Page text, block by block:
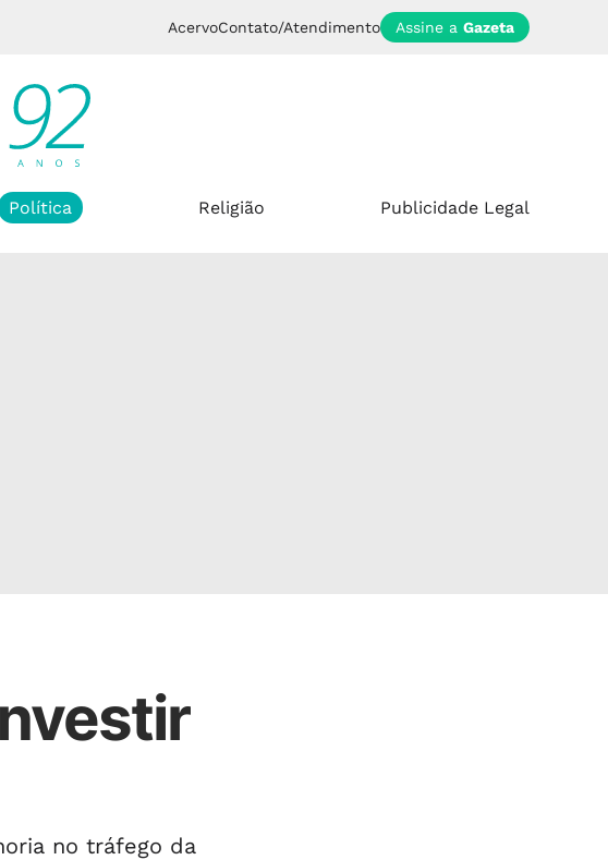
AcervoContato/Atendimento Assine a Gazeta
Política Religião Publicidade Legal
no tráfego da